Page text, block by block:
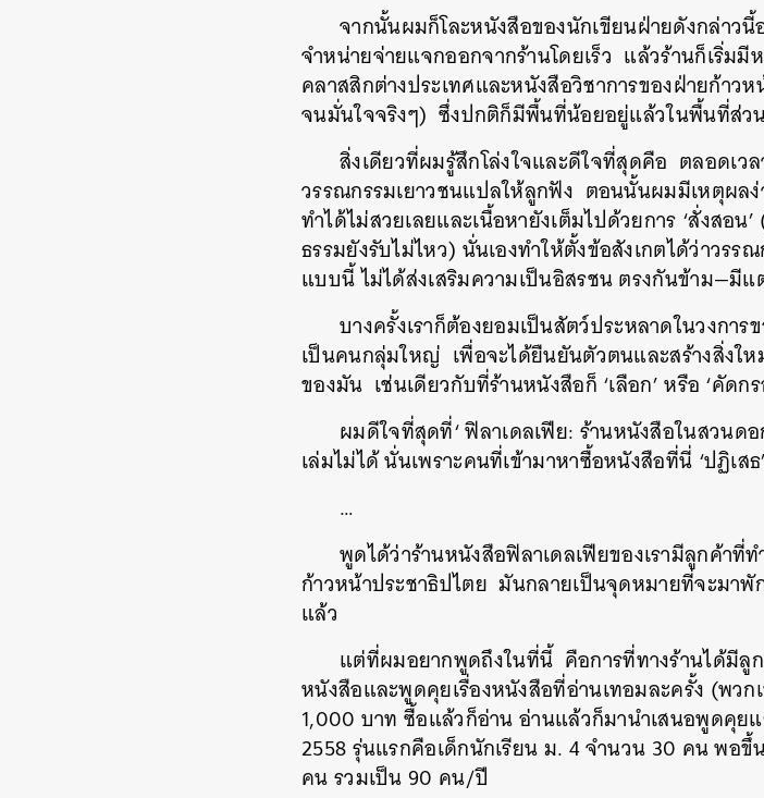
จากนั้นผมก็โละหนังสือของนักเขียนฝ่ายดังกล่าว
จำหน่ายจ่ายแจกออกจากร้านโดยเร็ว แล้วร้านก็เริ่มมี
คลาสสิกต่างประเทศและหนังสือวิชาการของฝ่ายก้าวห
จนมั่นใจจริงๆ) ซึ่งปกติก็มีพื้นที่น้อยอยู่แล้วในพื้นที่ส่ว
สิ่งเดียวที่ผมรู้สึกโล่งใจและดีใจที่สุดคือ ตลอดเว
วรรณกรรมเยาวชนแปลให้ลูกฟัง ตอนนั้นผมมีเหตุผลง่
ทำได้ไม่สวยเลยและเนื้อหายังเต็มไปด้วยการ ‘สั่งสอน’
ธรรมยังรับไม่ไหว) นั่นเองทำให้ตั้งข้อสังเกตได้ว่าวร
แบบนี้ไม่ได้ส่งเสริมความเป็นอิสรชนตรงกันข้าม—มีแ
บางครั้งเราก็ต้องยอมเป็นสัตว์ประหลาดในวงการข
เป็นคนกลุ่มใหญ่ เพื่อจะได้ยืนยันตัวตนและสร้างสิ่งใ
ของมัน เช่นเดียวกับที่ร้านหนังสือก็ ‘เลือก’หรือ ‘คัดก
ผมดีใจที่สุดที่‘ฟิลาเดลเฟีย: ร้านหนังสือในสวนด
เล่มไม่ได้นั่นเพราะคนที่เข้ามาหาซื้อหนังสือที่นี่ ‘ปฏิเสธ’
…
พูดได้ว่าร้านหนังสือฟิลาเดลเฟียของเรามีลูกค้าที่
ก้าวหน้าประชาธิปไตย มันกลายเป็นจุดหมายที่จะมาพั
แล้ว
แต่ที่ผมอยากพูดถึงในที่นี้ คือการที่ทางร้านได้มี
หนังสือและพูดคุยเรื่องหนังสือที่อ่านเทอมละครั้ง (พวก
1,000 บาท ซื้อแล้วก็อ่านอ่านแล้วก็มานำเสนอพูดคุย
2558รุ่นแรกคือเด็กนักเรียนม. 4จำนวน 30 คนพอขึ้
คนรวมเป็น90 คน/ปี
SHARE TWEET